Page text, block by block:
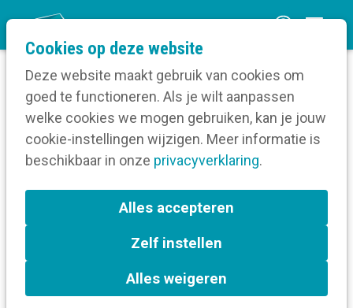
Cookies op deze website
Deze website maakt gebruik van cookies om
goed te functioneren. Als je wilt aanpassen
welke cookies we mogen gebruiken, kan je jouw
cookie-instellingen wijzigen. Meer informatie is
beschikbaar in onze privacyverklaring.
Alles accepteren
Zelf instellen
Alles weigeren
n
m
Lidmaatschap test
Procurios